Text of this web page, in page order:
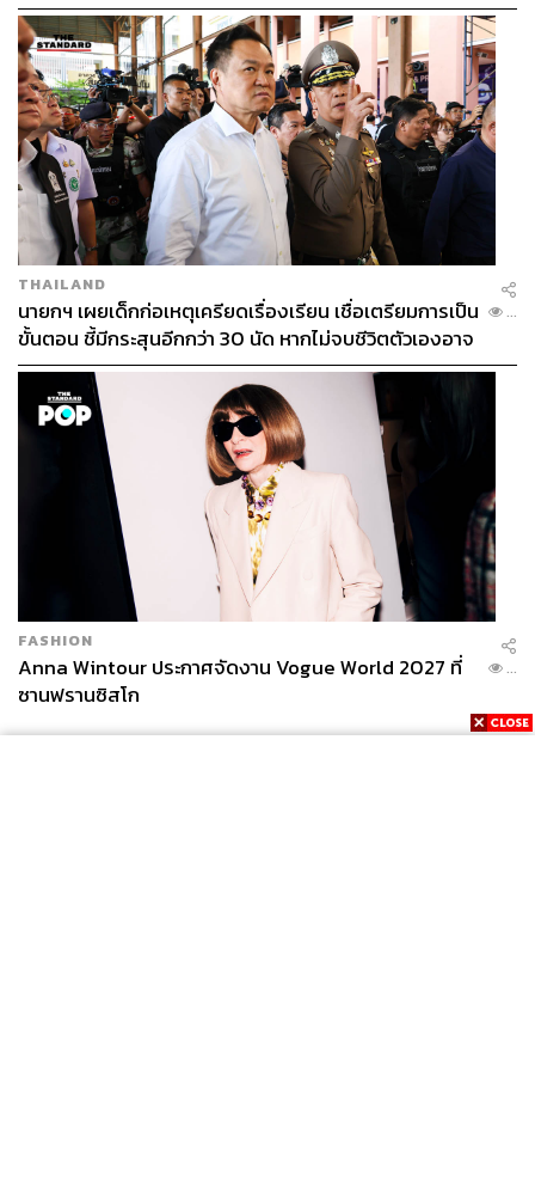
THAILAND
นายกฯ เผยเด็กก่อเหตุเครียดเรื่องเรียน เชื่อเตรียมการเป็น
ขั้นตอน ชี้มีกระสุนอีกกว่า 30 นัด หากไม่จบชีวิตตัวเองอาจ
สูญเสียเพิ่ม
...
FASHION
Anna Wintour ประกาศจัดงาน Vogue World 2027 ที่
ซานฟรานซิสโก
...